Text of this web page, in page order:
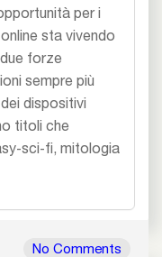
per i
sta vivendo
forze
sempre più
dispositivi
titoli che
mitologia
No Comments